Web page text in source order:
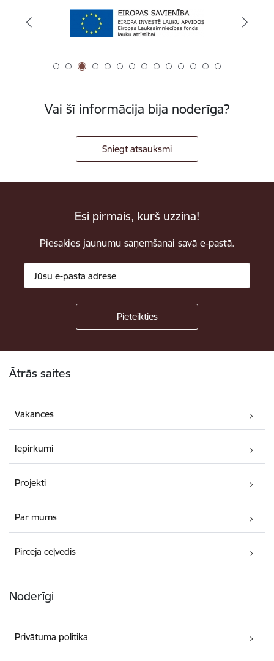
Vai šī informācija bija noderīga?
Sniegt atsauksmi
Esi pirmais, kurš uzzina!
Piesakies jaunumu saņemšanai savā e-pastā.
Ātrās saites
Vakances
Iepirkumi
Projekti
Par mums
Pircēja ceļvedis
Noderīgi
Privātuma politika